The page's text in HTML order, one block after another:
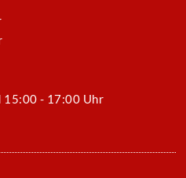
15:00 - 17:00 Uhr